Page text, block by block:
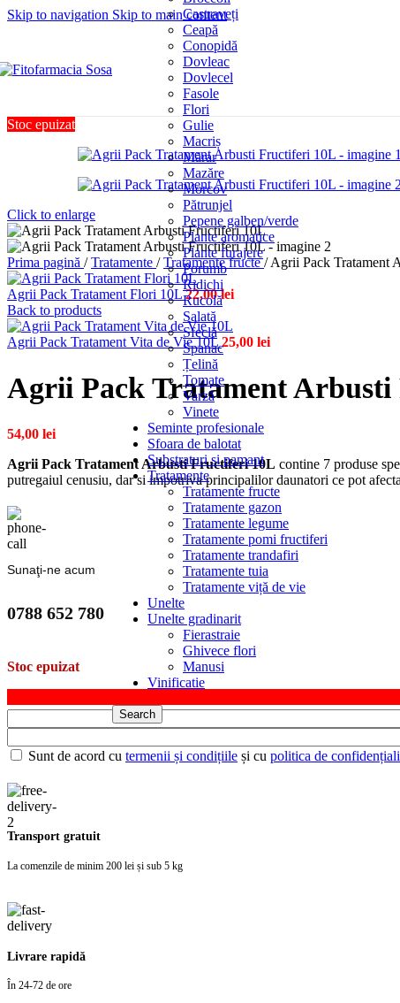
Skip to navigation Skip to main content
Castraveți
Ceapă
Conopidă
Dovleac
Dovlecel
Fasole
Flori
Gulie
Macriș
Mărar
Mazăre
Morcov
Pătrunjel
Pepene galben/verde
Plante aromatice
Plante furajere
Porumb
Ridichi
Rucolă
Salată
Sfeclă
Spanac
Țelină
Tomate
Varză
Vinete
Seminte profesionale
Sfoara de balotat
Substraturi si pamant
Tratamente
Tratamente fructe
Tratamente gazon
Tratamente legume
Tratamente pomi fructiferi
Tratamente trandafiri
Tratamente tuia
Tratamente viță de vie
Unelte
Unelte gradinarit
Fierastraie
Ghivece flori
Manusi
Vinificatie
Search
Stoc epuizat
Click to enlarge
Prima pagină / Tratamente / Tratamente fructe/ Agrii Pack Tratament
Agrii Pack Tratament Flori 10L22,00lei
Back to products
Agrii Pack Tratament Vita de Vie 10L 25,00 lei
Agrii Pack Tratament
54,00 lei
Agrii Pack Tratament Arbusti Fructiferi 10L contine 7 produse
putregaiul cenusiu, dar si impotriva principalilor daunatori ce pot
Sunaţi-ne acum
0788 652 780
Stoc epuizat
Sunt de acord cu termenii și condițiile și cu politica de
Transport gratuit
La comenzile de minim 200 lei și sub 5 kg
Livrare rapidă
În 24-72 de ore